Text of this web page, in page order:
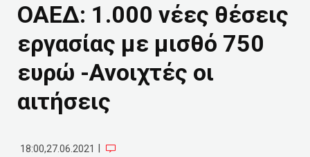
ΟΑΕΔ: 1.000 νέες θέσεις
εργασίας με μισθό 750
ευρώ -Ανοιχτές οι
αιτήσεις
18:00,27.06.2021